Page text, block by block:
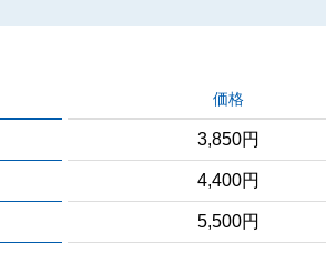
価格
3,850円
4,400円
5,500円